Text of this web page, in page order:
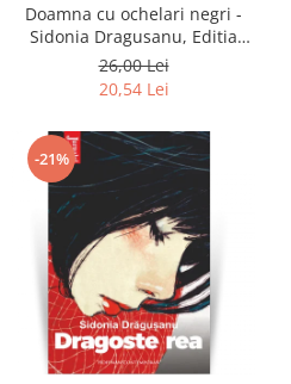
Doamna cu ochelari negri -
Sidonia Dragusanu, Editia
2020
26,00 Lei
20,54 Lei
-21%